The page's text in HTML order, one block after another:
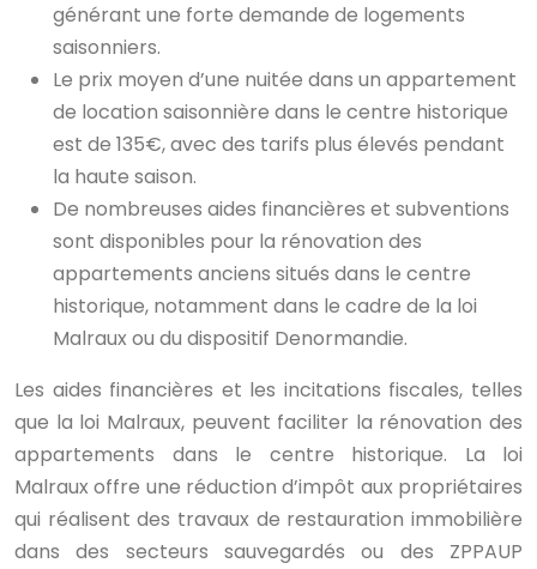
générant une forte demande de logements
saisonniers.
Le prix moyen d’une nuitée dans un appartement
de location saisonnière dans le centre historique
est de 135€, avec des tarifs plus élevés pendant
la haute saison.
De nombreuses aides financières et subventions
sont disponibles pour la rénovation des
appartements anciens situés dans le centre
historique, notamment dans le cadre de la loi
Malraux ou du dispositif Denormandie.
Les aides financières et les incitations fiscales, telles
que la loi Malraux, peuvent faciliter la rénovation des
appartements dans le centre historique. La loi
Malraux offre une réduction d’impôt aux propriétaires
qui réalisent des travaux de restauration immobilière
dans des secteurs sauvegardés ou des ZPPAUP